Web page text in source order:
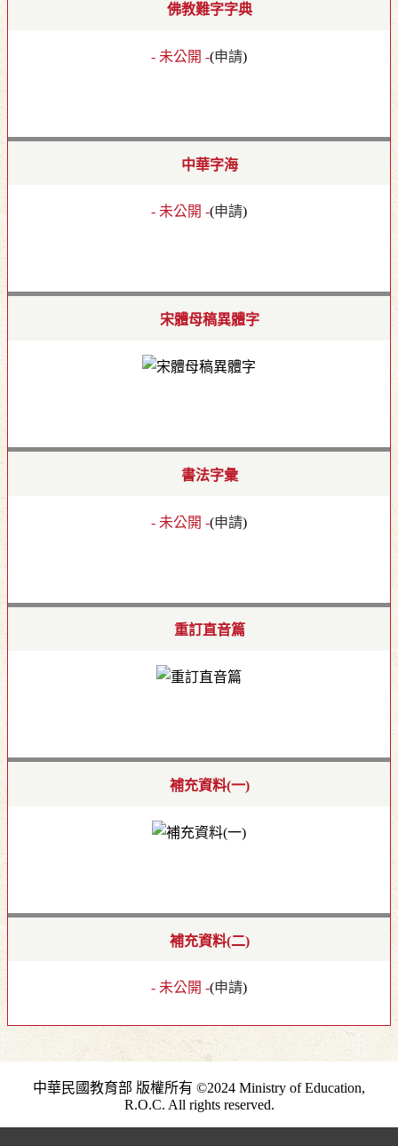
佛教難字字典
- 未公開 -(申請)
中華字海
- 未公開 -(申請)
宋體母稿異體字
書法字彙
- 未公開 -(申請)
重訂直音篇
補充資料(一)
補充資料(二)
- 未公開 -(申請)
中華民國教育部 版權所有 ©2024 Ministry of Education,
R.O.C. All rights reserved.